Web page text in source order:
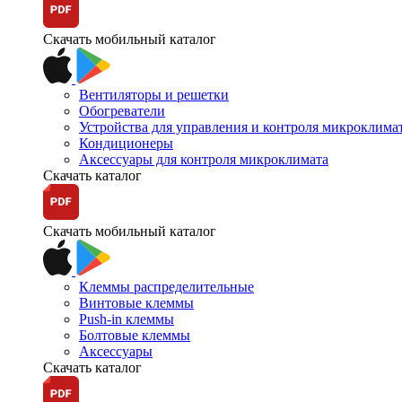
Скачать мобильный каталог
Вентиляторы и решетки
Обогреватели
Устройства для управления и контроля
Кондиционеры
Аксессуары для контроля микроклимата
Скачать каталог
Скачать мобильный каталог
Клеммы распределительные
Винтовые клеммы
Push-in клеммы
Болтовые клеммы
Аксессуары
Скачать каталог